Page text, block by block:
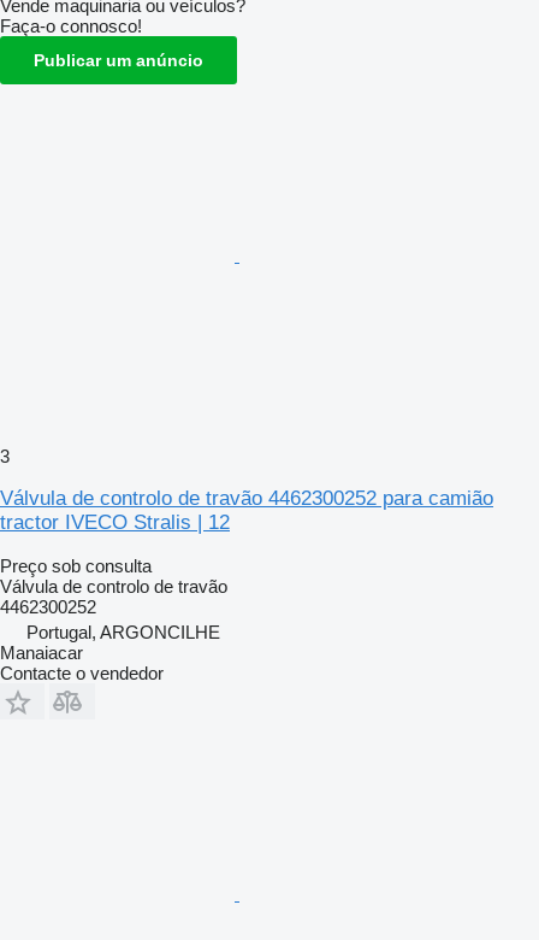
Vende maquinaria ou veículos?
Faça-o connosco!
Publicar um anúncio
3
Válvula de controlo de travão 4462300252 para camião
tractor IVECO Stralis | 12
Preço sob consulta
Válvula de controlo de travão
4462300252
Portugal, ARGONCILHE
Manaiacar
Contacte o vendedor